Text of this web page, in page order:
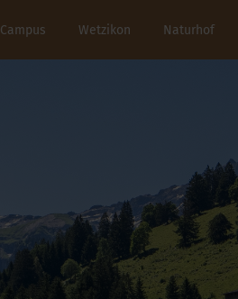
Campus Wetzikon Naturhof